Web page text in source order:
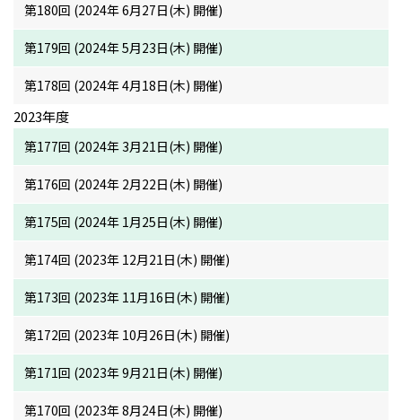
第180回 (2024年 6月27日(木) 開催)
第179回 (2024年 5月23日(木) 開催)
第178回 (2024年 4月18日(木) 開催)
2023年度
第177回 (2024年 3月21日(木) 開催)
第176回 (2024年 2月22日(木) 開催)
第175回 (2024年 1月25日(木) 開催)
第174回 (2023年 12月21日(木) 開催)
第173回 (2023年 11月16日(木) 開催)
第172回 (2023年 10月26日(木) 開催)
第171回 (2023年 9月21日(木) 開催)
第170回 (2023年 8月24日(木) 開催)